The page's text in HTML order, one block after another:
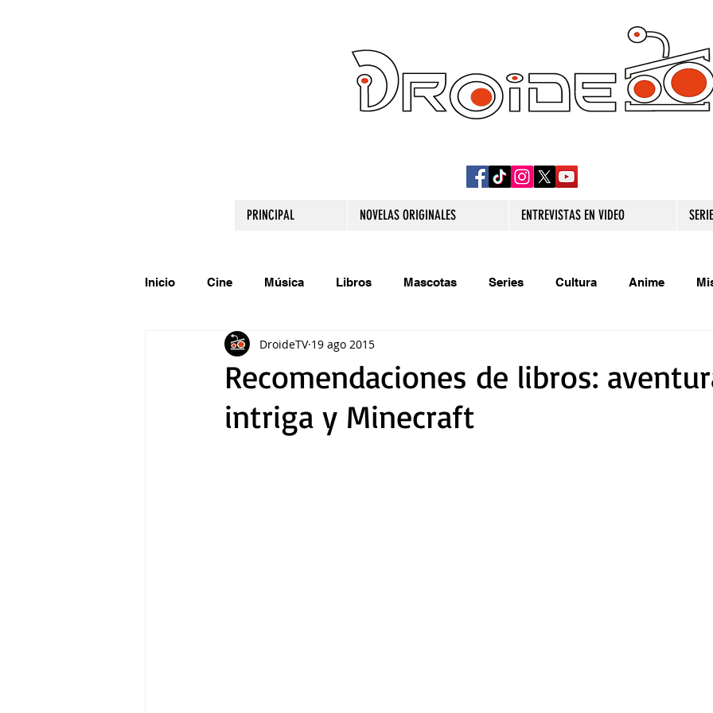
PRINCIPAL NOVELAS ORIGINALES ENTREVISTAS EN VIDEO
Inicio Cine Música Libros Mascotas Series Cultura Anime
Comparte tu talento Relatos originales
Gastronomía Tecnología
Recomendaciones de libros:
intriga y Minecraft
DroideTV 19 ago 2015